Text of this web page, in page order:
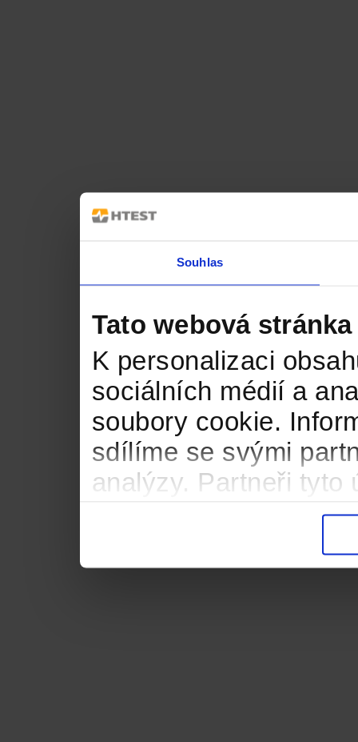
Souhlas
Tato webová
K personalizaci
sociálních médií a
soubory cookie.
sdílíme se svými
analýzy. Partneři tyto
informacemi, které